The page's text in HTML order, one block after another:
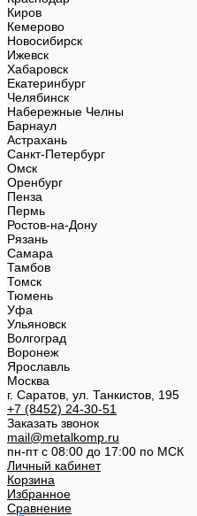
Киров
Кемерово
Новосибирск
Ижевск
Хабаровск
Екатеринбург
Челябинск
Набережные Челны
Барнаул
Астрахань
Санкт-Петербург
Омск
Оренбург
Пенза
Пермь
Ростов-на-Дону
Рязань
Самара
Тамбов
Томск
Тюмень
Уфа
Ульяновск
Волгоград
Воронеж
Ярославль
Москва
г. Саратов, ул. Танкистов, 195
+7 (8452) 24-30-51
Заказать звонок
mail@metalkomp.ru
пн-пт с 08:00 до 17:00 по МСК
Личный кабинет
Корзина
Избранное
Сравнение